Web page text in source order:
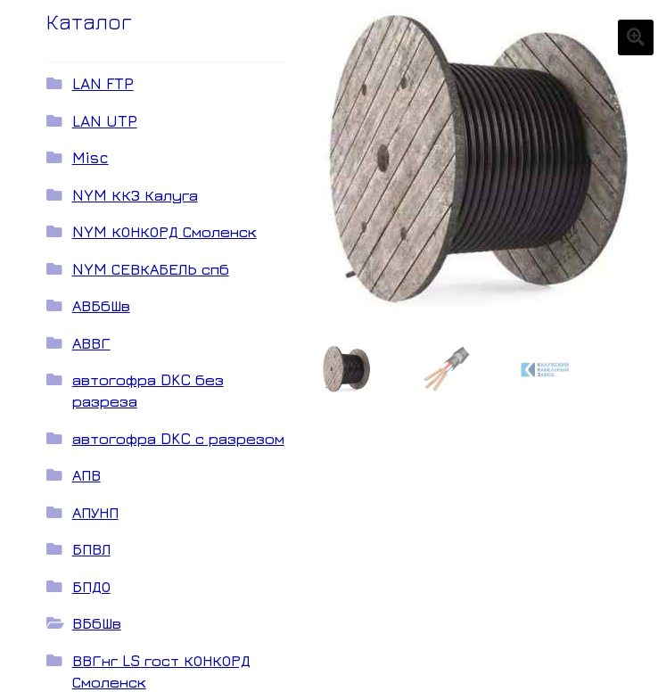
Каталог
LAN FTP
LAN UTP
Misc
NYM ККЗ Калуга
NYM КОНКОРД Смоленск
NYM СЕВКАБЕЛЬ спб
АВБбШв
АВВГ
автогофра DKC без
разреза
автогофра DKC с разрезом
АПВ
АПУНП
БПВЛ
БПДО
ВБбШв
ВВГнг LS гост КОНКОРД
Смоленск